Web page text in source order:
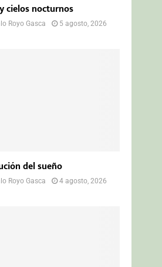
cielos nocturnos
Royo Gasca
5 agosto, 2026
del sueño
Royo Gasca
4 agosto, 2026